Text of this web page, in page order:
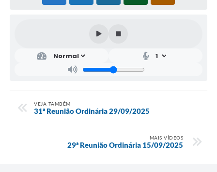
VEJA TAMBÉM
31ª Reunião Ordinária 29/09/2025
MAIS VÍDEOS
29ª Reunião Ordinária 15/09/2025